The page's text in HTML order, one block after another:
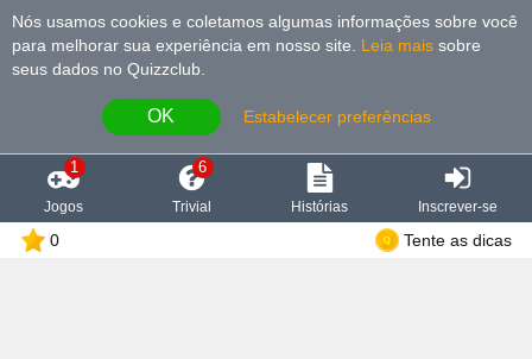
Nós usamos cookies e coletamos algumas informações sobre você
para melhorar sua experiência em nosso site
Leia mais sobre
seus dados no Quizzclub.
OK Estabelecer preferências
1
Jogos
6
Trivial Histórias Inscrever-se
0 Tente as dicas